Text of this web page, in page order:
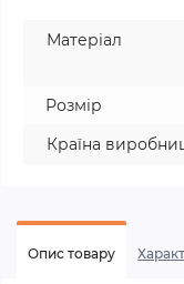
Матеріал
Розмір
Країна
Опис товару